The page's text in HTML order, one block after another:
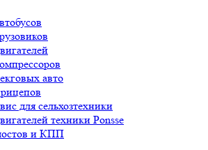
авто
для сельхозтехники
техники Ponsse
и КПП